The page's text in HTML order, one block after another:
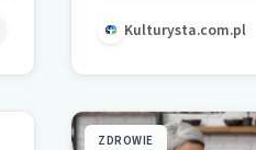
Kulturysta.com.pl
ZDROWIE